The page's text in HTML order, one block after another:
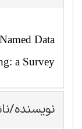
Data
a Survey
نویسنده/